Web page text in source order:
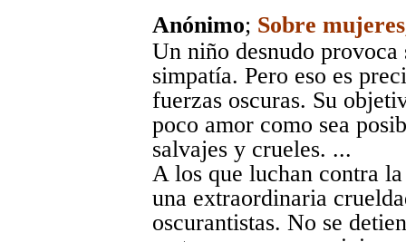
Anónimo; Sobre
Un niño desnudo
simpatía. Pero eso es
fuerzas oscuras. Su
poco amor como sea
salvajes y crueles. ...
A los que luchan contra
una extraordinaria
oscurantistas. No se